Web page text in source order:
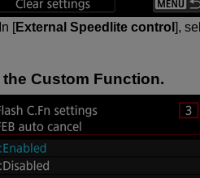
In [External Speedlite control ],
the Custom Function.